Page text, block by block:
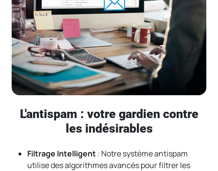
L'antispam : votre gardien contre
les indésirables
Filtrage Intelligent: Notre système antispam
utilise des algorithmes avancés pour filtrer les